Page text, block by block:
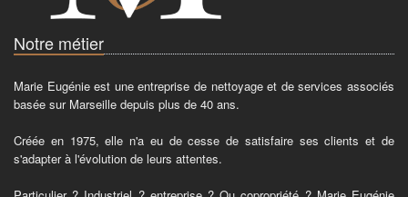
Notre métier
Marie Eugénie est une entreprise de nettoyage et de services associés
basée sur Marseille depuis plus de 40 ans.
Créée en 1975, elle n'a eu de cesse de satisfaire ses clients et de
s'adapter à l'évolution de leurs attentes.